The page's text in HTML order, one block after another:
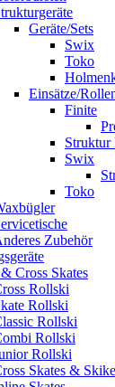
Geräte/Sets
Swix
Toko
Einsätze/
Finite
Struktur
Swix
Toko
Zubehör
Cross Skates
Rollski
Rollski
Rollski
Rollski
Rollski
Skates &